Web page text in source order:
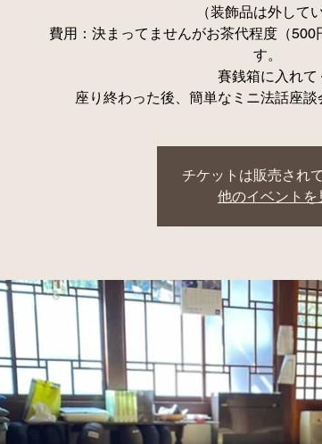
（装飾品は外してい
費用：決まってませんがお茶代程度（
す。
賽銭箱に入れてく
チケットは販売され
他のイベントを